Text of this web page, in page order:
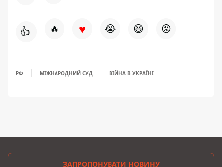
👍 🔥 ♥ 😭 😆 😡
РФ МІЖНАРОДНИЙ СУД ВІЙНА В УКРАЇНІ
ЗАПРОПОНУВАТИ НОВИНУ